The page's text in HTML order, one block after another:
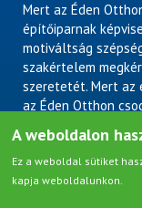
Mert az Éden
építőiparnak
motiváltság
szakértelem
szeretetét. Mert az
az Éden Otthon
© ÉDEN OTTHON.
A weboldalon
Ez a weboldal sütiket
kapja weboldalunkon.